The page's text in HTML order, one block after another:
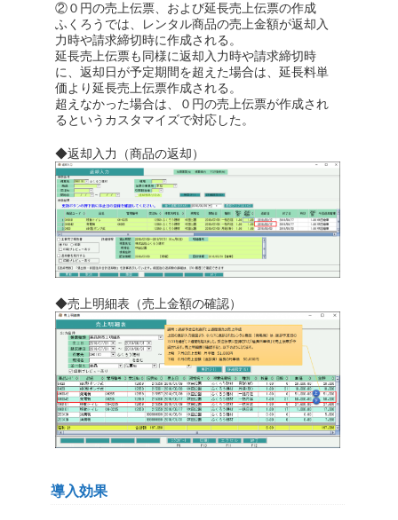
②０円の売上伝票、および延長売上伝票の作成
ふくろうでは、レンタル商品の売上金額が返却入
力時や請求締切時に作成される。
延長売上伝票も同様に返却入力時や請求締切時
に、返却日が予定期間を超えた場合は、延長料単
価より延長売上伝票作成される。
超えなかった場合は、０円の売上伝票が作成され
るというカスタマイズで対応した。
◆返却入力（商品の返却）
◆売上明細表（売上金額の確認）
導入効果